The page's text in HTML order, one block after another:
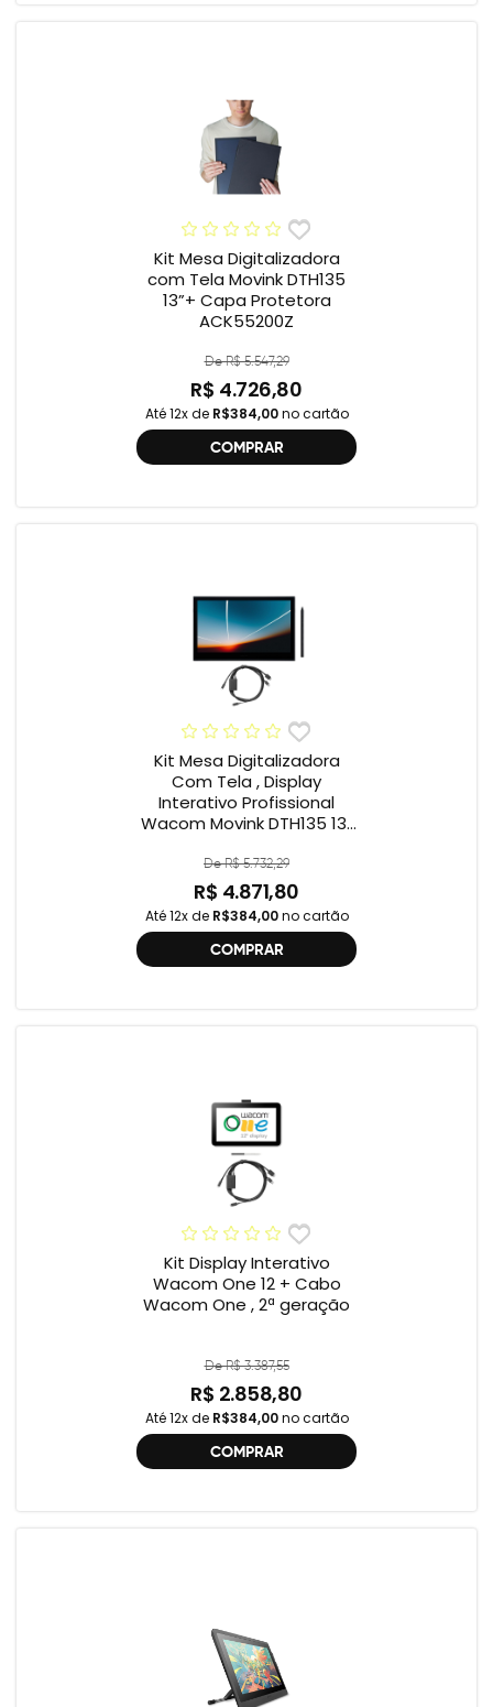
Kit Mesa Digitalizadora
com Tela Movink DTH135
13”+ Capa Protetora
ACK55200Z
De R$ 5.547,29
R$ 4.726,80
Até 12x de R$384,00no cartão
COMPRAR
Kit Mesa Digitalizadora
Com Tela , Display
Interativo Profissional
Wacom Movink DTH135 13”
One , 2ª geração
De R$ 5.732,29
R$ 4.871,80
Até 12x de R$384,00no cartão
COMPRAR
Kit Display Interativo
Wacom One 12 + Cabo
Wacom One , 2ª geração
De R$ 3.387,55
R$ 2.858,80
Até 12x de R$384,00no cartão
COMPRAR